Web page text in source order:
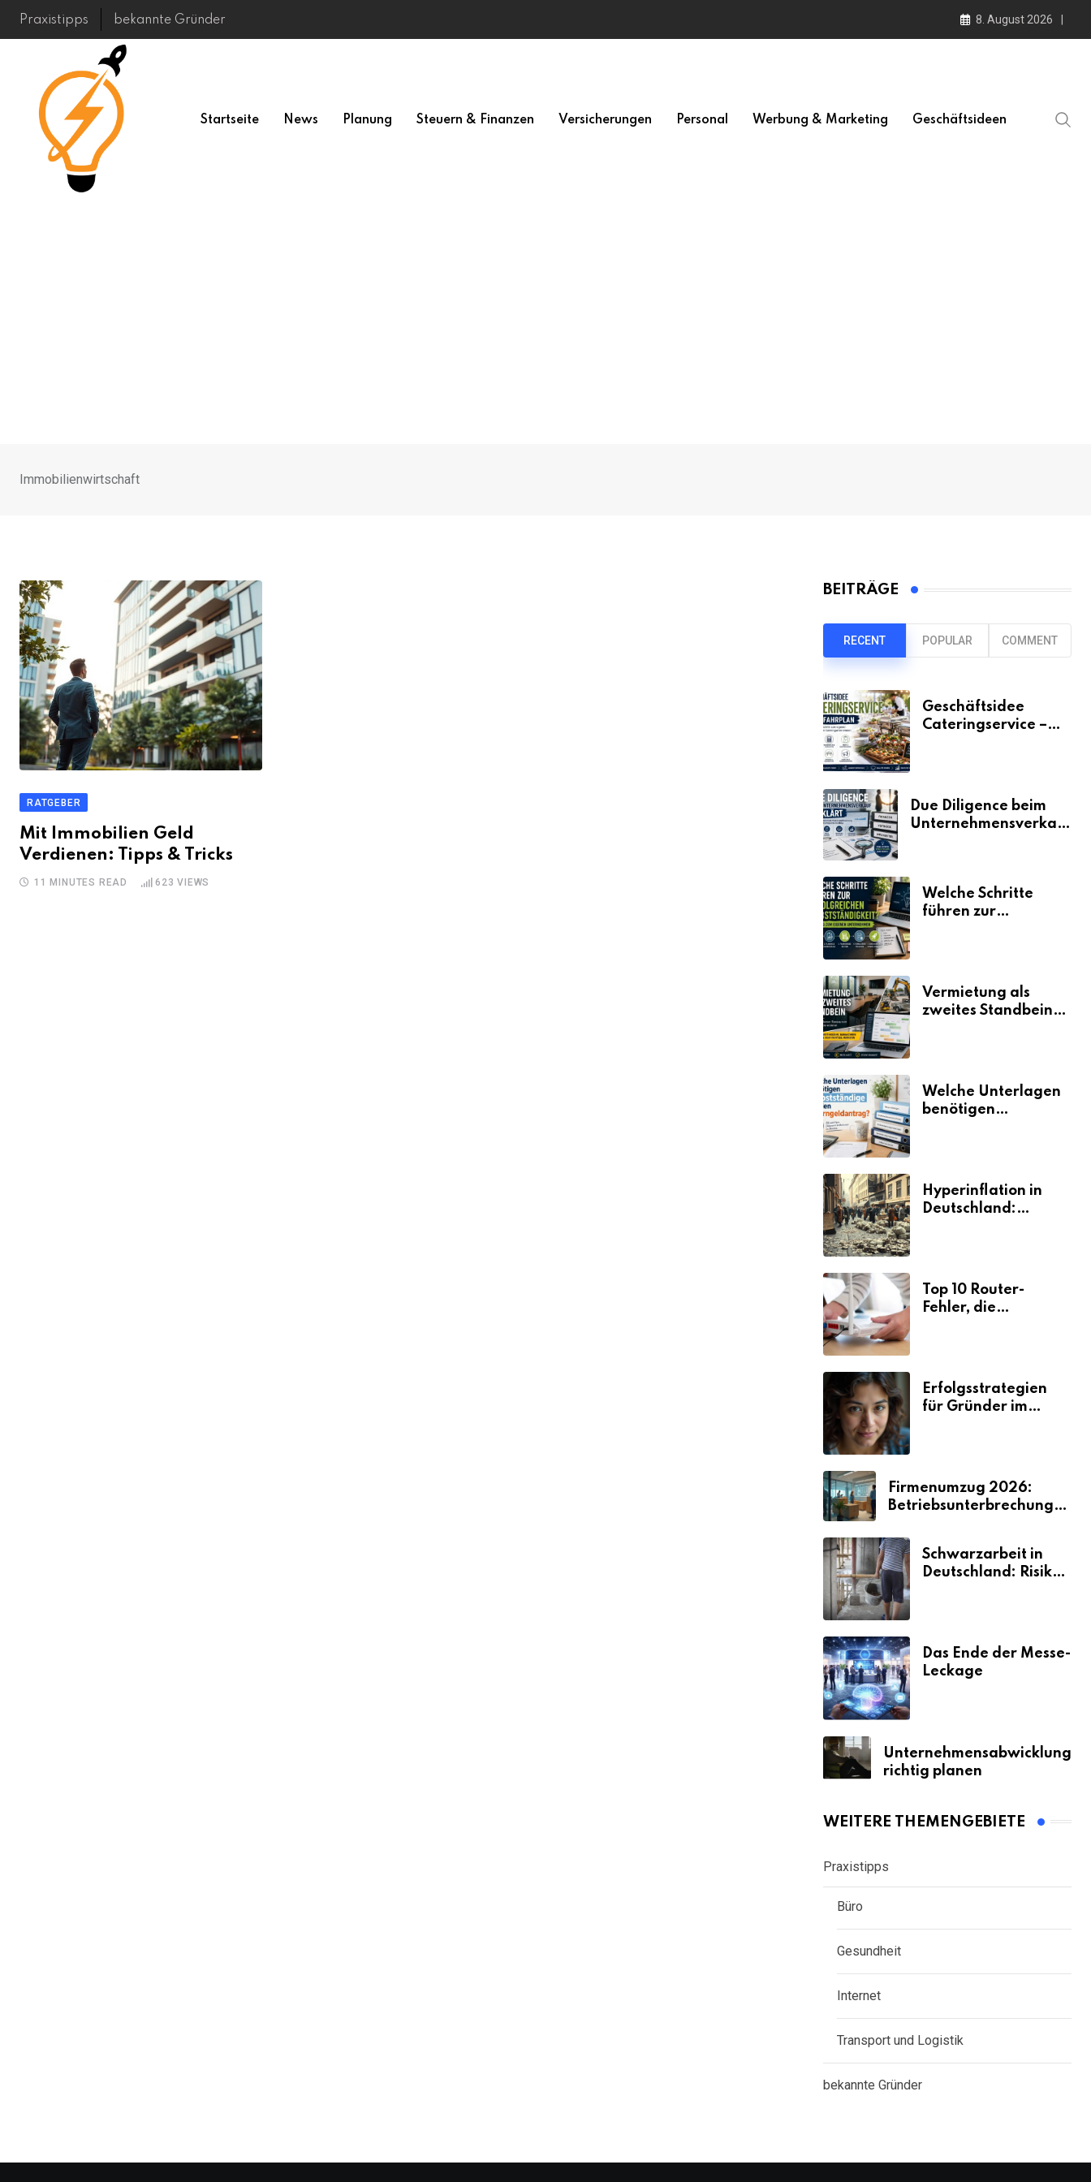
Skip
Praxistipps bekannte Gründer 8. August 2026
Startseite News Planung Steuern & Finanzen Versicherungen Personal Werbung & Marketing Geschäftsideen
Immobilienwirtschaft
RATGEBER
Mit Immobilien Geld
Verdienen: Tipps & Tricks
11 MINUTES READ 623 VIEWS
BEITRÄGE
RECENT POPULAR COMMENT
Geschäftsidee
Cateringservice –
Due Diligence beim
Unternehmensverkauf
Welche Schritte
führen zur
Vermietung als
zweites Standbein:
Umsätze machen
Welche Unterlagen
benötigen
Hyperinflation in
Deutschland:
Top 10 Router-
Fehler, die
Erfolgsstrategien
für Gründer im
Firmenumzug 2026:
Betriebsunterbrechungen
Schwarzarbeit in
Deutschland: Risiken
Das Ende der Messe-
Leckage
Unternehmensabwicklung
richtig planen
WEITERE THEMENGEBIETE
Praxistipps
Büro
Gesundheit
Internet
Transport und Logistik
bekannte Gründer